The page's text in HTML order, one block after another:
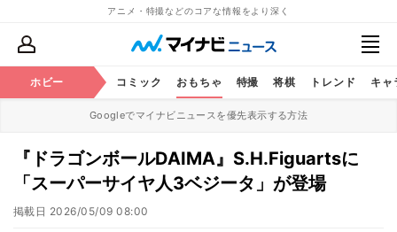
アニメ・特撮などのコアな情報をより深く
ホビー
アニメ コミック おもちゃ 特撮 将棋 トレンド キャ
Googleでマイナビニュースを優先表示する方法
『ドラゴンボールDAIMA』S.H.Figuartsに
「スーパーサイヤ人3ベジータ」が登場
掲載日 2026/05/09 08:00